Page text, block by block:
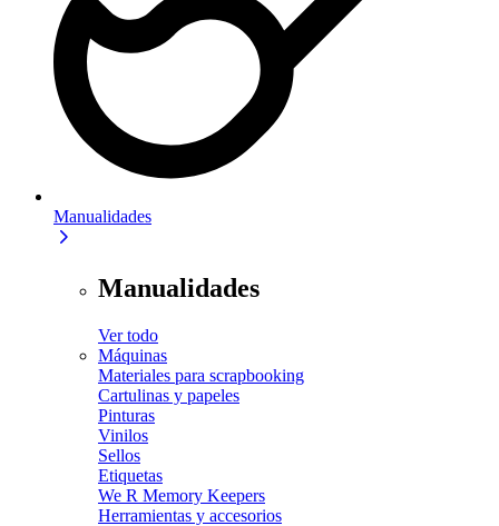
Manualidades
Manualidades
Ver todo
Máquinas
Materiales para scrapbooking
Cartulinas y papeles
Pinturas
Vinilos
Sellos
Etiquetas
We R Memory Keepers
Herramientas y accesorios